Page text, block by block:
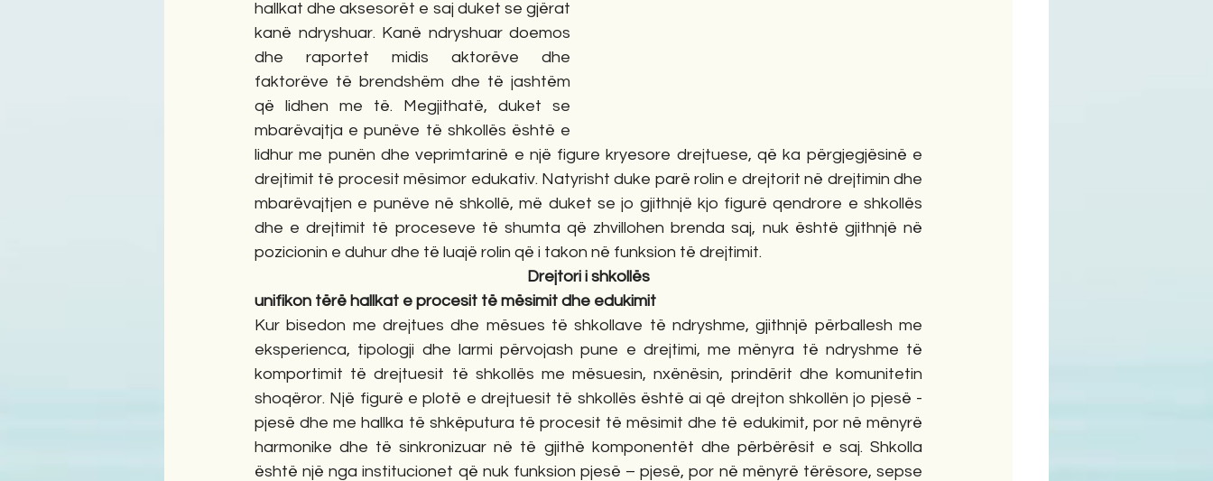
hallkat dhe aksesorët e saj duket se gjërat
kanë ndryshuar. Kanë ndryshuar doemos
dhe raportet midis aktorëve dhe
faktorëve të brendshëm dhe të jashtëm
që lidhen me të. Megjithatë, duket se
mbarëvajtja e punëve të shkollës është e
lidhur me punën dhe veprimtarinë e një figure kryesore drejtuese, që ka përgjegjësinë e
drejtimit të procesit mësimor edukativ. Natyrisht duke parë rolin e drejtorit në drejtimin dhe
mbarëvajtjen e punëve në shkollë, më duket se jo gjithnjë kjo figurë qendrore e shkollës
dhe e drejtimit të proceseve të shumta që zhvillohen brenda saj, nuk është gjithnjë në
pozicionin e duhur dhe të luajë rolin që i takon në funksion të drejtimit.
Drejtori i shkollës
unifikon tërë hallkat e procesit të mësimit dhe edukimit
Kur bisedon me drejtues dhe mësues të shkollave të ndryshme, gjithnjë përballesh me
eksperienca, tipologji dhe larmi përvojash pune e drejtimi, me mënyra të ndryshme të
komportimit të drejtuesit të shkollës me mësuesin, nxënësin, prindërit dhe komunitetin
shoqëror. Një figurë e plotë e drejtuesit të shkollës është ai që drejton shkollën jo pjesë -
pjesë dhe me hallka të shkëputura të procesit të mësimit dhe të edukimit, por në mënyrë
harmonike dhe të sinkronizuar në të gjithë komponentët dhe përbërësit e saj. Shkolla
është një nga institucionet që nuk funksion pjesë – pjesë, por në mënyrë tërësore, sepse